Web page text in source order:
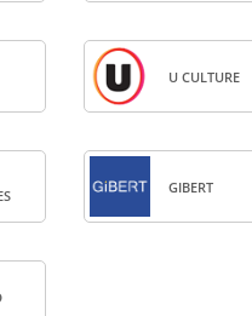
U CULTURE
GIBERT